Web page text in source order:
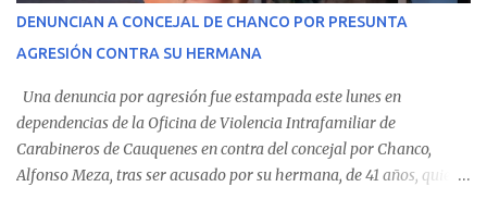
corresponde a un funcionario de la Municipalidad de Chanco,
detectaron incumplimientos a la normativa vigente. El informe
precisa que la mayor cantidad de dinero apostado se registró en
Talca, donde...
DENUNCIAN A CONCEJAL DE CHANCO POR PRESUNTA
AGRESIÓN CONTRA SU HERMANA
Una denuncia por agresión fue estampada este lunes en
dependencias de la Oficina de Violencia Intrafamiliar de
Carabineros de Cauquenes en contra del concejal por Chanco,
Alfonso Meza, tras ser acusado por su hermana, de 41 años, quien